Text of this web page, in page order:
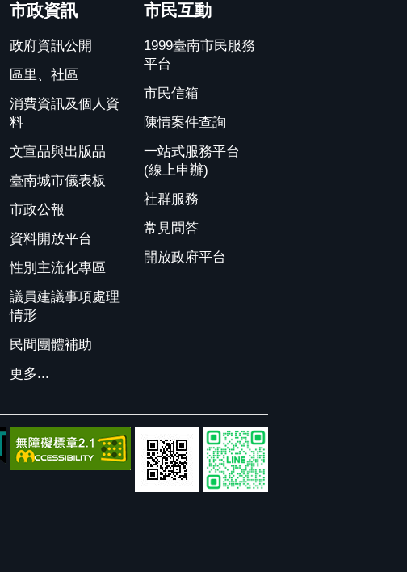
市政資訊
政府資訊公開
區里、社區
消費資訊及個人資
料
文宣品與出版品
臺南城市儀表板
市政公報
資料開放平台
性別主流化專區
議員建議事項處理
情形
民間團體補助
更多...
市民互動
1999臺南市民服務
平台
市民信箱
陳情案件查詢
一站式服務平台
(線上申辦)
社群服務
常見問答
開放政府平台